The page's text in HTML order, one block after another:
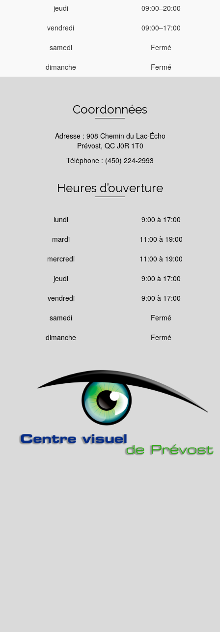
jeudi
09:00–20:00
vendredi
09:00–17:00
samedi
Fermé
dimanche
Fermé
Coordonnées
Adresse : 908 Chemin du Lac-Écho
Prévost, QC J0R 1T0
Téléphone : (450) 224-2993
Heures d’ouverture
lundi
9:00 à 17:00
mardi
11:00 à 19:00
mercredi
11:00 à 19:00
jeudi
9:00 à 17:00
vendredi
9:00 à 17:00
samedi
Fermé
dimanche
Fermé